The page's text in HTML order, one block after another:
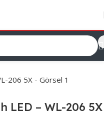
LED – WL-206 5X